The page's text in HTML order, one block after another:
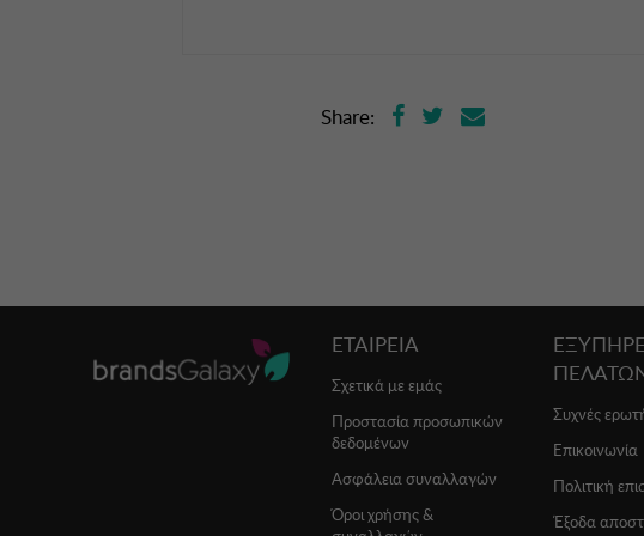
Share:
ΕΤΑΙΡΕΙΑ
Σχετικά με εμάς
Προστασία προσωπικών
δεδομένων
Ασφάλεια συναλλαγών
Όροι χρήσης &
Συχνές
Επικοινωνία
Πολιτική
Έξοδα